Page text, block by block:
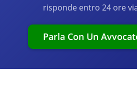
risponde entro 24 ore
Parla Con Un